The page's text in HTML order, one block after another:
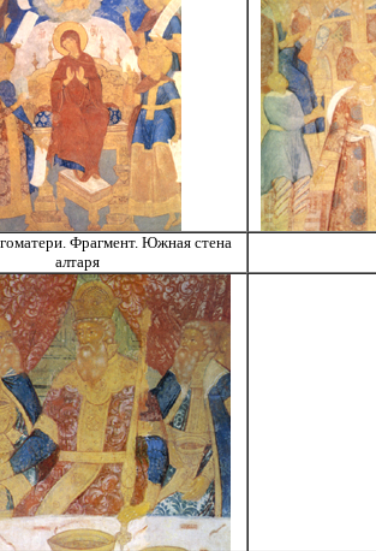
Фрагмент. Южная стена
алтаря